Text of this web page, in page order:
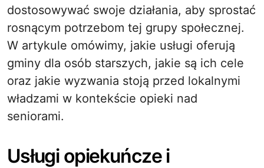
dostosowywać swoje działania, aby sprostać
rosnącym potrzebom tej grupy społecznej.
W artykule omówimy, jakie usługi oferują
gminy dla osób starszych, jakie są ich cele
oraz jakie wyzwania stoją przed lokalnymi
władzami w kontekście opieki nad
seniorami.
Usługi opiekuńcze i